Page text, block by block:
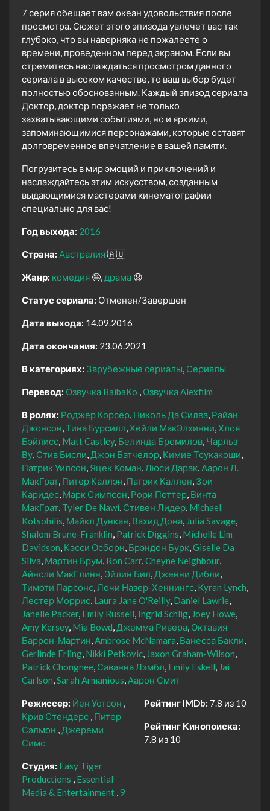
7 серия обещает вам океан удовольствия после
просмотра. Сюжет этого эпизода увлечет вас так
глубоко, что вы наверняка не пожалеете о
времени, проведенном перед экраном. Если вы
стремитесь наслаждаться просмотром данного
сериала в высоком качестве, то ваш выбор будет
полностью обоснованным. Каждый эпизод сериала
Доктор, доктор поражает не только
захватывающими событиями, но и яркими,
запоминающимися персонажами, которые оставят
долговременное впечатление в вашей памяти.
Погрузитесь в мир эмоций и приключений и
наслаждайтесь этим искусством, созданным
выдающимися мастерами кинематографии
специально для вас!
Год выхода: 2016
Страна: Австралия🇦🇺
Жанр: комедия 🤪 драма 😫
Статус сериала: Отменен/Завершен
Дата выхода: 14.09.2016
Дата окончания: 23.06.2021
В категориях: Зарубежные сериалы Сериалы
Перевод: Озвучка BaibaKo Озвучка Alexfilm
В ролях: Роджер Корсер Николь Да Силва Райан
Джонсон Тина Бурсилл Хейли МакЭлхинни Хлоя
Бэйлисс Matt Castley Белинда Бромилов Чарльз
Ву Стив Бисли Джон Батчелор Кимие Тсукакоши
Патрик Уилсон Яцек Коман Люси Дарак Аарон Л.
МакГрат Питер Каллэн Патрик Каллен Зои
Каридес Марк Симпсон Рори Поттер Винта
МакГрат Tyler De Nawi Стивен Лидер Michael
Kotsohilis Майкл Дункан Вахид Дона Julia Savage
Shalom Brune-Franklin Patrick Diggins Michelle Lim
Davidson Кэсси Осборн Брэндон Бурк Giselle Da
Silva Мартин Брум Ron Carr Cheyne Neighbour
Айнсли МакГлинн Эйлин Бил Дженни Дибли
Тимоти Парсонс Лочи Назер-Хеннингс Kyran Lynch
Лестер Моррис Laura Jane O'Reilly Daniel Lawrie
Janelle Packer Emily Russell Ingrid Schlig Joey Howe
Amy Kersey Mia Bowd Джемма Ривера Октавия
Баррон-Мартин Ambrose McNamara Ванесса Бакли
Gerlinde Erling Nikki Petkovic Jaxon Graham-Wilson
Patrick Chongnee Саванна Лэмбл Emily Eskell Jai
Carlson Sarah Armanious Аарон Смит
Режиссер: Йен Уотсон
Крив Стендерс Питер
Сэлмон
Джереми
Симс
Студия: Easy Tiger
Productions
Essential
Media & Entertainment 9
Рейтинг IMDb: 7.8 из 10
Рейтинг Кинопоиска:
7.8 из 10